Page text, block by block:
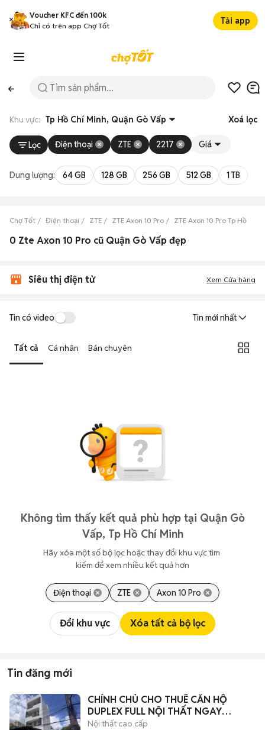
Voucher KFC đến 100k
Chỉ có trên app Chợ Tốt
Tải app
Khu vực: Tp Hồ Chí Minh, Quận Gò Vấp Xoá lọc
Lọc Điện thoại ZTE 2217 Giá
Dung lượng: 64 GB 128 GB 256 GB 512 GB 1 TB
Chợ Tốt Điện thoại ZTE ZTE Axon 10 Pro ZTE Axon 10 Pro Tp Hồ Chí
0 Zte Axon 10 Pro cũ Quận Gò Vấp đẹp
Siêu thị điện tử Xem Cửa hàng
Tin có video Tin mới nhất
Tất cả Cá nhân Bán chuyên
Không tìm thấy kết quả phù hợp tại Quận Gò
Vấp, Tp Hồ Chí Minh
Hãy xóa một số bộ lọc hoặc thay đổi khu vực tìm
kiếm để xem nhiều kết quả hơn
Điện thoại ZTE Axon 10 Pro
Đổi khu vực Xóa tất cả bộ lọc
Tin đăng mới
CHÍNH CHỦ CHO THUÊ CĂN HỘ
DUPLEX FULL NỘI THẤT NGAY
LĐHQG + GO DĨ AN
Nội thất cao cấp